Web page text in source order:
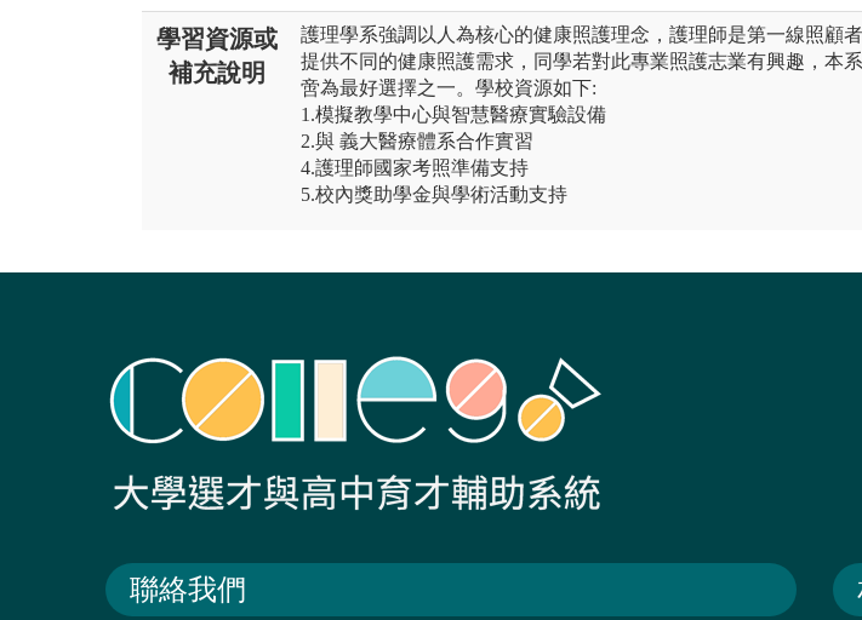
學習資源或
補充說明
護理學系強調以人為核心的健康照護理念，護理師是第一線照顧者
提供不同的健康照護需求，同學若對此專業照護志業有興趣，本
啻為最好選擇之一。學校資源如下:
1.模擬教學中心與智慧醫療實驗設備
2.與 義大醫療體系合作實習
4.護理師國家考照準備支持
5.校內獎助學金與學術活動支持
聯絡我們